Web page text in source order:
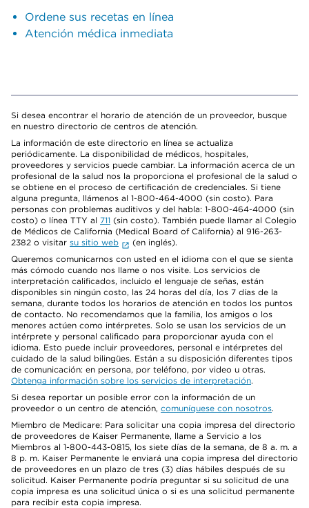
Ordene sus recetas en línea
Atención médica inmediata
Si desea encontrar el horario de atención de un proveedor, busque
en nuestro directorio de centros de atención.
La información de este directorio en línea se actualiza
periódicamente. La disponibilidad de médicos, hospitales,
proveedores y servicios puede cambiar. La información acerca de un
profesional de la salud nos la proporciona el profesional de la salud o
se obtiene en el proceso de certificación de credenciales. Si tiene
alguna pregunta, llámenos al 1-800-464-4000 (sin costo). Para
personas con problemas auditivos y del habla: 1-800-464-4000 (sin
costo) o línea TTY al 711 (sin costo). También puede llamar al Colegio
de Médicos de California (Medical Board of California) al 916-263-
2382 o visitar su sitio web
(en inglés).
Queremos comunicarnos con usted en el idioma con el que se sienta
más cómodo cuando nos llame o nos visite. Los servicios de
interpretación calificados, incluido el lenguaje de señas, están
disponibles sin ningún costo, las 24 horas del día, los 7 días de la
semana, durante todos los horarios de atención en todos los puntos
de contacto. No recomendamos que la familia, los amigos o los
menores actúen como intérpretes. Solo se usan los servicios de un
intérprete y personal calificado para proporcionar ayuda con el
idioma. Esto puede incluir proveedores, personal e intérpretes del
cuidado de la salud bilingües. Están a su disposición diferentes tipos
de comunicación: en persona, por teléfono, por video u otras.
Obtenga información sobre los servicios de interpretación.
Si desea reportar un posible error con la información de un
proveedor o un centro de atención, comuníquese con nosotros.
Miembro de Medicare: Para solicitar una copia impresa del directorio
de proveedores de Kaiser Permanente, llame a Servicio a los
Miembros al 1-800-443-0815, los siete días de la semana, de 8 a. m. a
8 p. m. Kaiser Permanente le enviará una copia impresa del directorio
de proveedores en un plazo de tres (3) días hábiles después de su
solicitud. Kaiser Permanente podría preguntar si su solicitud de una
copia impresa es una solicitud única o si es una solicitud permanente
para recibir esta copia impresa.